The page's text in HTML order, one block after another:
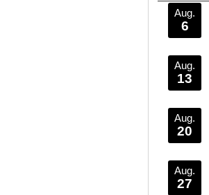
Aug.
6
Aug.
13
Aug.
20
Aug.
27